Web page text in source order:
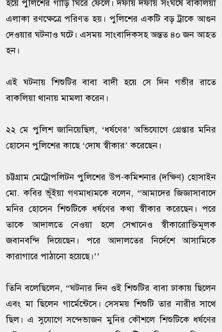
হয়ে পুলিশের গাড়ি ঘিরে ফেলে। দফায় দফায় সংঘর্ষে বাকলিয়া
এলাকা রণক্ষেত্রে পরিণত হয়। পুলিশের একটি বড় ট্রাকে আগুন
দেওয়ার ঘটনাও ঘটে। এসময় সাংবাদিকসহ অন্তত ৪০ জন আহত
হন।
এই ঘটনায় শিশুটির বাবা বাদী হয়ে সে দিন গভীর রাতে
বাকলিয়া থানায় মামলা করেন।
২২ মে পুলিশ জানিয়েছিল, ‘ধর্ষণের’ অভিযোগে গ্রেপ্তার মনির
হোসেন পুলিশের কাছে ‘দোষ স্বীকার’ করেছেন।
চট্টগ্রাম মেট্রোপলিটন পুলিশের উপ-কমিশনার (দক্ষিণ) হোসাইন
মো. কবির ভূঁইয়া গণমাধ্যমকে বলেন, “আমাদের জিজ্ঞাসাবাদে
মনির হোসেন শিশুটিকে ধর্ষণের কথা স্বীকার করেছেন। পরে
তাকে আদালতে নেওয়া হলে সেখানেও স্বীকারোক্তিমূলক
জবানবন্দি দিয়েছেন। পরে আদালতের নির্দেশে আসামিকে
কারাগারে পাঠানো হয়েছে।’’
তিনি বলেছিলেন, “ঘটনার দিন ওই শিশুটির বাবা ঢাকায় ছিলেন
এবং মা ছিলেন গার্মেন্টেসে। সেসময় শিশুটি তার নারীর সাথে
ছিল। এ সুযোগে সন্দেভাজন মুনির কৌশলে শিশুটিকে ধর্ষণের